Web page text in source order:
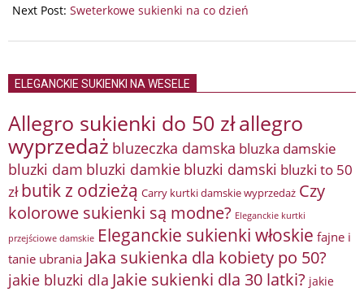
18
Next Post: Sweterkowe sukienki na co dzień
ELEGANCKIE SUKIENKI NA WESELE
Allegro sukienki do 50 złallegro
wyprzedaż bluzeczka damska bluzka damskie
bluzki dam bluzki damkie bluzki damski bluzki to 50
zł butik z odzieżą Carry kurtki damskie wyprzedaż Czy
kolorowe sukienki są modne? Eleganckie kurtki
przejściowe damskie Eleganckie sukienki włoskie fajne i
tanie ubrania Jaka sukienka dla kobiety po 50?
jakie bluzki dla Jakie sukienki dla 30 latki? jakie